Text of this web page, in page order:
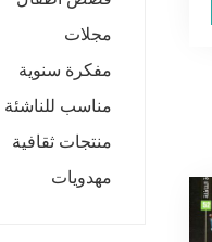
مجلات
مفكرة سنوية
مناسب للناشئة
منتجات ثقافية
مهدويات